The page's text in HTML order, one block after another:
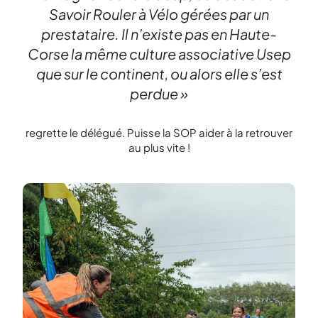
Savoir Rouler à Vélo gérées par un
prestataire. Il n’existe pas en Haute-
Corse la même culture associative Usep
que sur le continent, ou alors elle s’est
perdue »
regrette le délégué. Puisse la SOP aider à la retrouver
au plus vite !